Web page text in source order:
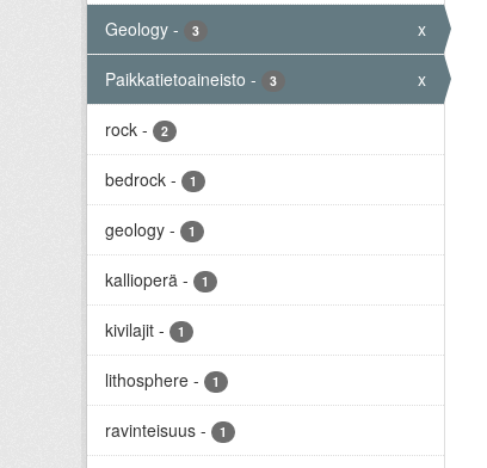
Geology - 3 x
Paikkatietoaineisto - 3 x
rock - 2
bedrock - 1
geology - 1
kallioperä - 1
kivilajit - 1
lithosphere - 1
ravinteisuus - 1